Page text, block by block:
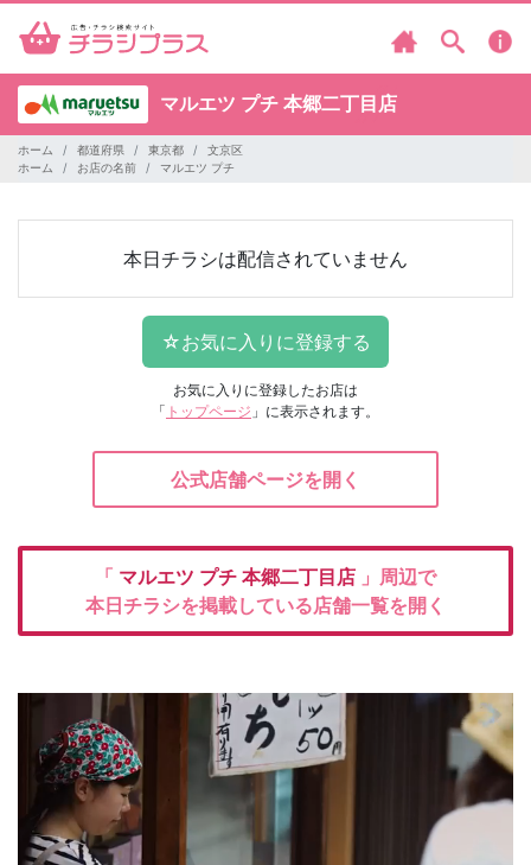
マルエツ プチ 本郷二丁目店
ホーム 都道府県 東京都
文京区
ホーム
お店の名前 マルエツ プチ
本日チラシは配信されていません
お気に入りに登録したお店は
「 トップページ 」に表示されます。
公式店舗ページを開く
「 マルエツ プチ 本郷二丁目店 」周辺で
本日チラシを掲載している店舗一覧を開く